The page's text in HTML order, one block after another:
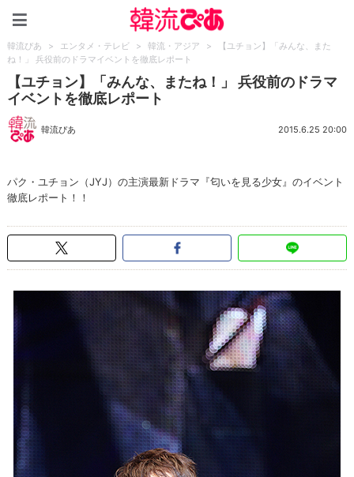
韓流ぴあ > エンタメ・テレビ > 韓流・アジア >
【ユチョン】「みんな、また
ね！」 兵役前のドラマイベントを徹底レポート
【ユチョン】「みんな、またね！」 兵役前のドラマ
イベントを徹底レポート
韓流ぴあ 2015.6.25 20:00
パク・ユチョン（JYJ）の主演最新ドラマ『匂いを見る少女』のイベント
徹底レポート！！